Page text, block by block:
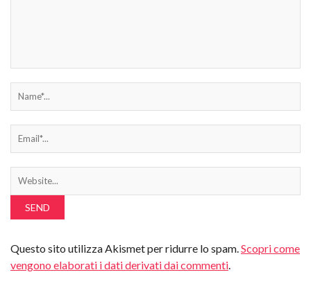
Questo sito utilizza Akismet per ridurre lo spam.Scopri come
vengono elaborati i dati derivati dai commenti.